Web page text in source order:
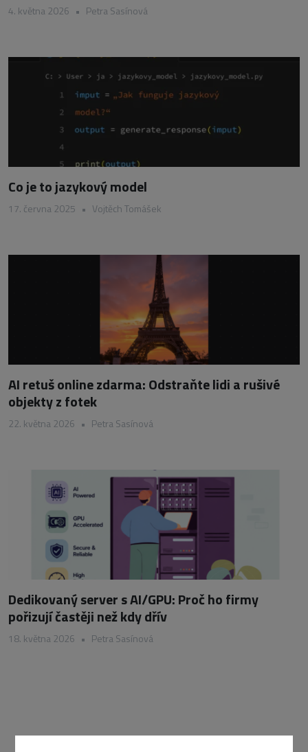
4. května 2026 • Petra Sasínová
Co je to jazykový model
17. června 2025 • Vojtěch Tomášek
AI retuš online zdarma: Odstraňte lidi a rušivé
objekty z fotek
22. května 2026 • Petra Sasínová
Dedikovaný server s AI/GPU: Proč ho firmy
pořizují častěji než kdy dřív
18. května 2026 • Petra Sasínová